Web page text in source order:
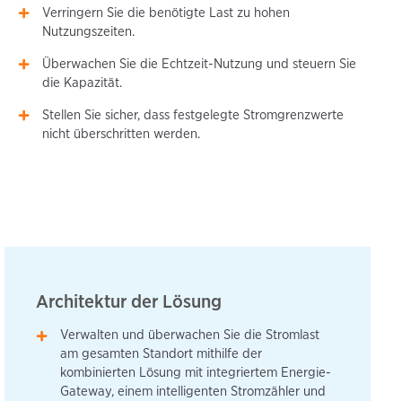
Verringern Sie die benötigte Last zu hohen
Nutzungszeiten.
Überwachen Sie die Echtzeit-Nutzung und steuern Sie
die Kapazität.
Stellen Sie sicher, dass festgelegte Stromgrenzwerte
nicht überschritten werden.
Architektur der Lösung
Verwalten und überwachen Sie die Stromlast
am gesamten Standort mithilfe der
kombinierten Lösung mit integriertem Energie-
Gateway, einem intelligenten Stromzähler und